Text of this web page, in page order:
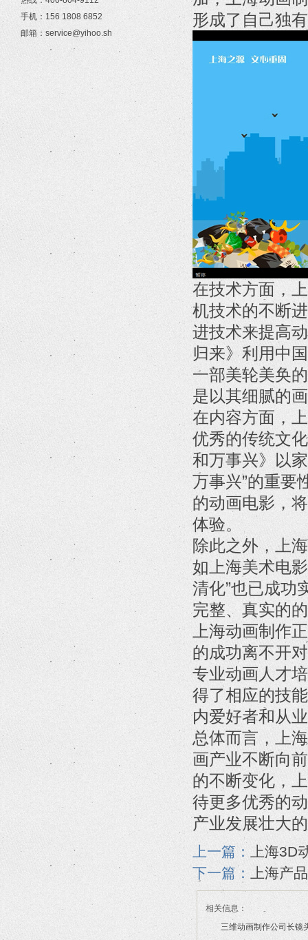
手机：156 1808 6852
邮箱：service@yihoo.sh
形成了自己独
在技术方面，
机技术的不断
进技术来提高
归来》利用中
一部美轮美奂
是以其细腻的
在内容方面，
优秀的传统文
和万事兴》以
万事兴”的重要
的动画电影，
体验。
除此之外，上
如上海美术电
清化”也已成
完整、真实的
上海动画制作
的成功离不开
专业动画人才
得了相应的技
内爱好者和从
总体而言，上
画产业不断向
的不断变化，
待更多优秀的
产业发展壮大
上一篇：
上海3D
下一篇：
上海产
相关信息：
三维动画制作公司长镜